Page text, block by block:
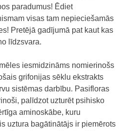
paradumus! Ēdiet
visas tam nepieciešamās
Pretējā gadījumā pat kaut kas
līdzsvara.
iesmidzināms nomierinošs
grifonijas sēklu ekstrakts
sistēmas darbību. Pasifloras
palīdzot uzturēt psihisko
aminoskābe, kuru
uztura bagātinātājs ir piemērots